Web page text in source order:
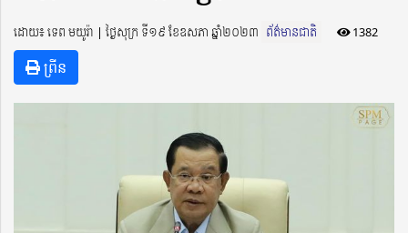
ដោយ៖ ទេព មយូរ៉ា ​​ | ថ្ងៃសុក្រ ទី១៩ ខែឧសភា ឆ្នាំ២០២៣ ព័ត៌មានជាតិ 1382
ព្រីន